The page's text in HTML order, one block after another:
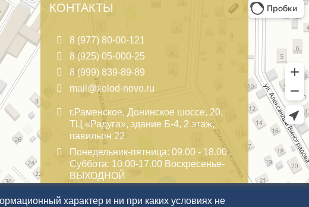
КОНТАКТЫ
8 (977) 80-00-121
8 (925) 05-000-25
8 (999) 839-89-89
mail@xolod-novo.ru
г.Раменское, Донинское шоссе, 20,
ТЦ «Радуга», здание Б-4, 2 этаж,
павильон 22
Понедельник-пятница: 09.00 - 18.00
Суббота: 10.00-17.00 Воскресенье-
ВЫХОДНОЙ
характер и ни при каких условиях не